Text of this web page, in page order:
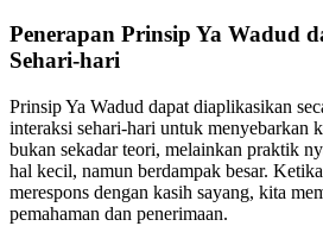
Penerapan Prinsip Ya Wadud
Sehari-hari
Prinsip Ya Wadud dapat diaplikasikan
interaksi sehari-hari untuk menyebarkan
bukan sekadar teori, melainkan praktik
hal kecil, namun berdampak besar.
merespons dengan kasih sayang, kita
pemahaman dan penerimaan.